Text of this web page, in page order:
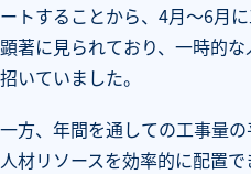
ートすることから、4月～6月
顕著に見られており、一時的
招いていました。
一方、年間を通しての工事量
人材リソースを効率的に配置